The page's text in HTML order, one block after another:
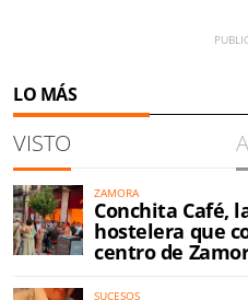
LO MÁS
VISTO
ZAMORA
Conchita Café,
hostelera que
centro de
SUCESOS